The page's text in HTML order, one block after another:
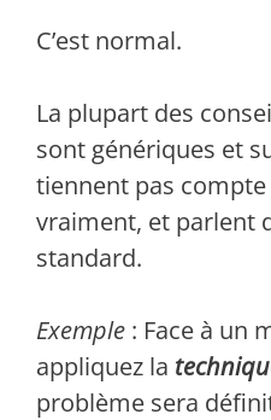
C’est normal.
La plupart des
sont génériques et
tiennent pas
vraiment, et parlent
standard.
Exemple : Face à un
appliquez la
problème sera